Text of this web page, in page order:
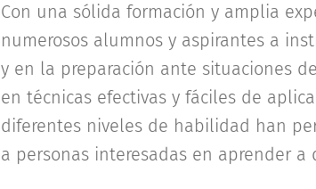
Con una sólida formación y amplia
numerosos alumnos y aspirantes a
y en la preparación ante situaciones
en técnicas efectivas y fáciles de
diferentes niveles de habilidad han
a personas interesadas en aprender a